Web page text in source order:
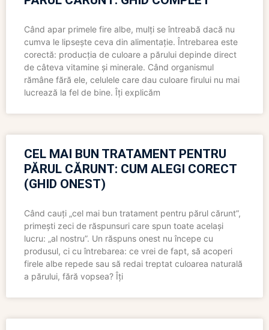
Când apar primele fire albe, mulți se întreabă dacă nu
cumva le lipsește ceva din alimentație. Întrebarea este
corectă: producția de culoare a părului depinde direct
de câteva vitamine și minerale. Când organismul
rămâne fără ele, celulele care dau culoare firului nu mai
lucrează la fel de bine. Îți explicăm
CEL MAI BUN TRATAMENT PENTRU
PĂRUL CĂRUNT: CUM ALEGI CORECT
(GHID ONEST)
Când cauți „cel mai bun tratament pentru părul cărunt”,
primești zeci de răspunsuri care spun toate același
lucru: „al nostru”. Un răspuns onest nu începe cu
produsul, ci cu întrebarea: ce vrei de fapt, să acoperi
firele albe repede sau să redai treptat culoarea naturală
a părului, fără vopsea? Îți